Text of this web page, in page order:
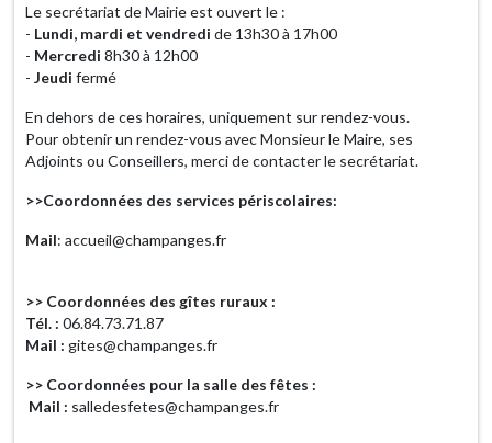
Le secrétariat de Mairie est ouvert le :
- Lundi, mardi et vendredi de 13h30 à 17h00
- Mercredi 8h30 à 12h00
- Jeudi fermé
En dehors de ces horaires, uniquement sur rendez-vous.
Pour obtenir un rendez-vous avec Monsieur le Maire, ses
Adjoints ou Conseillers, merci de contacter le secrétariat.
>>Coordonnées des services périscolaires:
Mail: accueil@champanges.fr
>> Coordonnées des gîtes ruraux :
Tél. : 06.84.73.71.87
Mail : gites@champanges.fr
>> Coordonnées pour la salle des fêtes :
Mail : salledesfetes@champanges.fr